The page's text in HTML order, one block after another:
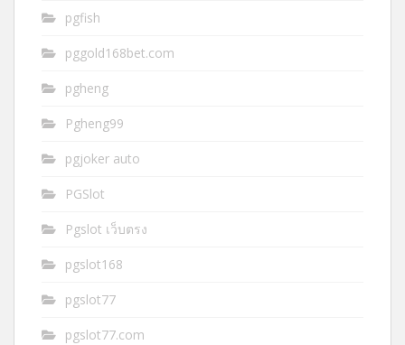
pgfish
pggold168bet.com
pgheng
Pgheng99
pgjoker auto
PGSlot
Pgslot เว็บตรง
pgslot168
pgslot77
pgslot77.com